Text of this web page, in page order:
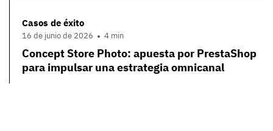
Casos de éxito
16 de junio de 2026 4 min
Concept Store Photo: apuesta por PrestaShop
para impulsar una estrategia omnicanal